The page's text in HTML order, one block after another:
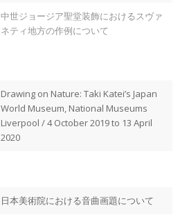
中世ジョージア聖堂装飾におけるスヴァ
ネティ地方の作例について
Drawing on Nature: Taki Katei’s Japan
World Museum, National Museums
Liverpool / 4 October 2019 to 13 April
2020
日本美術院における音曲画題について